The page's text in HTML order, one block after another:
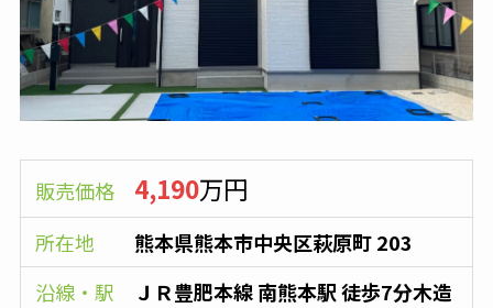
販売価格 4,190万円
所在地
熊本県熊本市中央区萩原町 203
沿線・駅 ＪＲ豊肥本線南熊本駅徒歩7分木造